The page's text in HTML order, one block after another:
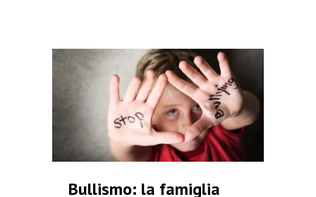
Bullismo: la famiglia